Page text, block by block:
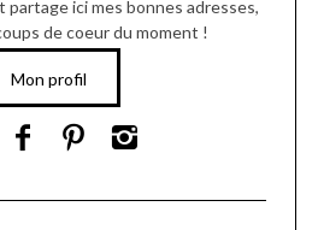
partage ici mes bonnes adresses,
de coeur du moment !
Mon profil